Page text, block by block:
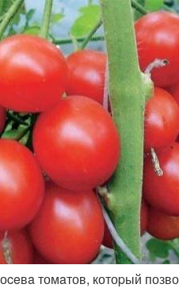
томaтов, котоpый